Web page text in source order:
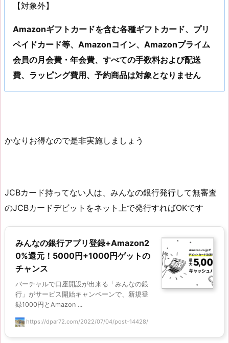
【対象外】
Amazonギフトカードを含む各種ギフトカード、プリ
ペイドカード等、Amazonコイン、Amazonプライム
会員の月会費・年会費、すべての手数料および配送
費、ラッピング費用、予約商品は対象となりません
かなりお得なので是非実施しましょう
JCBカード持ってない人は、みんなの銀行発行して無審査
のJCBカードデビットをネット上で発行すればOKです
みんなの銀行アプリ登録+Amazon2
0%還元！5000円+1000円ゲットの
チャンス
バーチャルで口座開設が出来る「みんなの銀
行」がサービス開始キャンペーンで、新規登
録1000円とAmazon ...
https://dpar72.com/2022/07/04/post-14428/